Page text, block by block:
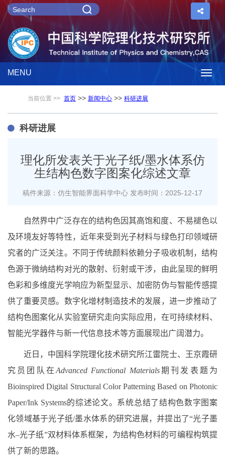
MENU
当前位置 >> 首页 >> 新闻中心 >> 科研进展
科研进展
理化所发表关于光子纸/墨水体系仿
生结构色数字图案化综述文章
稿件来源：仿生智能界面科学中心 发布时间：2025-12-17
自然界中广泛存在的结构色因其高饱和度、不易褪色以
及环境友好等特性，近年来受到光子材料与绿色打印领域研
究者的广泛关注。不同于传统颜料依赖分子吸收机制，结构
色源于微纳结构对光的散射、衍射或干涉，由此呈现的鲜明
色彩和多维度光学响应为新型显示、加密防伪与智能传感提
供了重要灵感。数字化增材制造技术的发展，进一步推动了
结构色图案化从实验室研究走向实际应用，在可持续材料、
智能光学器件与新一代信息技术等方面展现出广阔潜力。
近日，中国科学院理化技术研究所江雷院士、王京霞研
究员团队在Advanced Functional Materials期刊发表题为
Bioinspired Digital Structural Color Patterning Based on Photonic
Paper/Ink Systems的综述论文。系统总结了结构色数字图案
化领域基于光子纸/墨水体系的研究进展，并提出了“光子墨
水–光子纸”双材料体系框架，为结构色材料的可编程构筑提
供了新的思路。